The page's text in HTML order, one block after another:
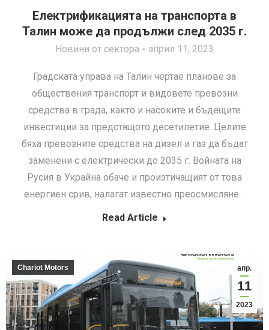
Електрификацията на транспорта в
Талин може да продължи след 2035 г.
Новини от сектора април 11, 2023
Градската управа на Талин чертае планове за
обществения транспорт и видовете превозни
средства в града, както и насоките и бъдещите
инвестиции за предстящото десетилетие. Целите
бяха превозните средства на дизел и газ да бъдат
заменени с електрически до 2035 г. Войната на
Русия в Украйна обаче и произтичащият от това
енергиен срив, налагат известно преосмисляне…
Read Article
апр.
11
2023
Chariot Motors